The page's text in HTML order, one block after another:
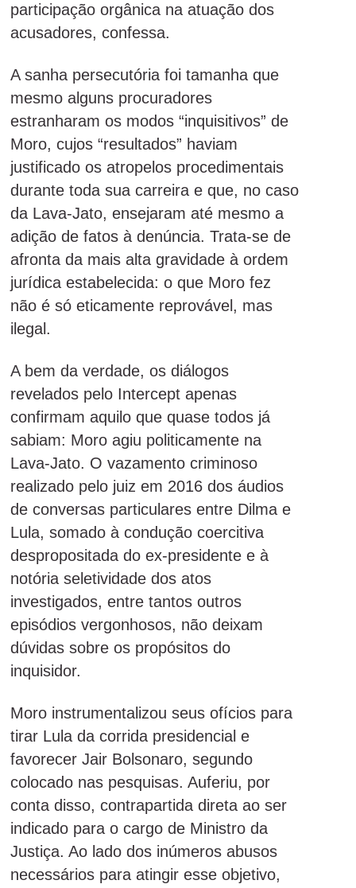
participação orgânica na atuação dos
acusadores, confessa.
A sanha persecutória foi tamanha que
mesmo alguns procuradores
estranharam os modos “inquisitivos” de
Moro, cujos “resultados” haviam
justificado os atropelos procedimentais
durante toda sua carreira e que, no caso
da Lava-Jato, ensejaram até mesmo a
adição de fatos à denúncia. Trata-se de
afronta da mais alta gravidade à ordem
jurídica estabelecida: o que Moro fez
não é só eticamente reprovável, mas
ilegal.
A bem da verdade, os diálogos
revelados pelo Intercept apenas
confirmam aquilo que quase todos já
sabiam: Moro agiu politicamente na
Lava-Jato. O vazamento criminoso
realizado pelo juiz em 2016 dos áudios
de conversas particulares entre Dilma e
Lula, somado à condução coercitiva
despropositada do ex-presidente e à
notória seletividade dos atos
investigados, entre tantos outros
episódios vergonhosos, não deixam
dúvidas sobre os propósitos do
inquisidor.
Moro instrumentalizou seus ofícios para
tirar Lula da corrida presidencial e
favorecer Jair Bolsonaro, segundo
colocado nas pesquisas. Auferiu, por
conta disso, contrapartida direta ao ser
indicado para o cargo de Ministro da
Justiça. Ao lado dos inúmeros abusos
necessários para atingir esse objetivo,